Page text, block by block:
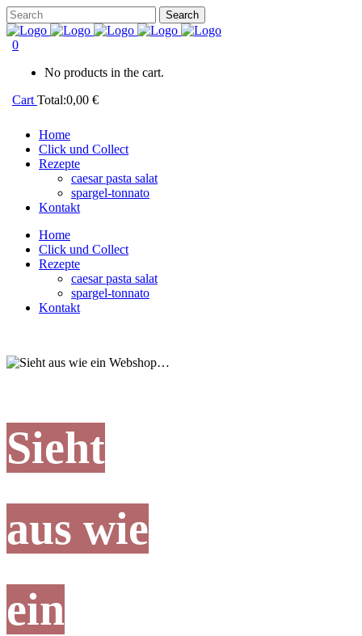
0
No products in the cart.
Cart Total:0,00 €
Home
Click und Collect
Rezepte
caesar pasta salat
spargel-tonnato
Kontakt
Home
Click und Collect
Rezepte
caesar pasta salat
spargel-tonnato
Kontakt
Sieht
aus wie
ein